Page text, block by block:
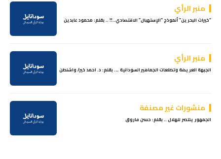
منبر الرأي
“خيرات البحرين” أنموذج “الإستهبال” الاقتصادي..!! .. بقلم: محمود عابدين
منبر الرأي
الجبهة العريضة وتطلعات الجماهير السودانية …. بقلم: د. احمد خير/ واشنطن
منشورات غير مصنفة
الجمهور ينتصر للهلال .. بقلم: حسن فاروق